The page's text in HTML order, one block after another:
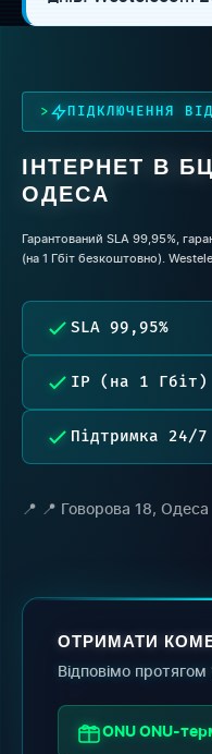
ПІДКЛЮЧЕННЯ
ІНТЕРНЕТ В БЦ
ОДЕСА
Гарантований SLA 99,95%,
(на 1 Гбіт безкоштовно).
SLA 99,95%
IP (на 1 Гбіт)
Підтримка 24/7
📍 Говорова 18, Одеса
ОТРИМАТИ
Відповімо
ONU ONU-